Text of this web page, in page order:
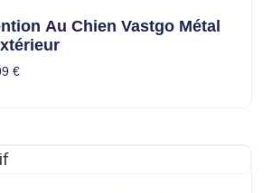
Au Chien Vastgo Métal
€